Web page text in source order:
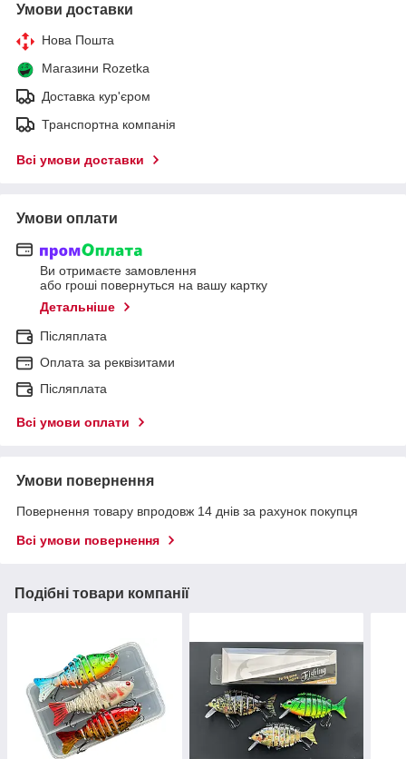
Умови доставки
Нова Пошта
Магазини Rozetka
Доставка кур'єром
Транспортна компанія
Всі умови доставки
Умови оплати
Ви отримаєте замовлення
або гроші повернуться на вашу картку
Детальніше
Післяплата
Оплата за реквізитами
Післяплата
Всі умови оплати
Умови повернення
Повернення товару впродовж 14 днів за рахунок покупця
Всі умови повернення
Подібні товари компанії